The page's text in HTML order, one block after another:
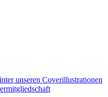
unseren Coverillustrationen